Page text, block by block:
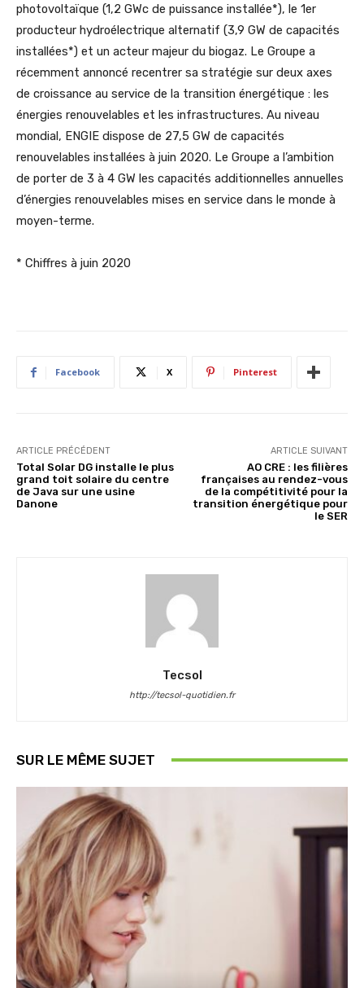
photovoltaïque (1,2 GWc de puissance installée*), le 1er
producteur hydroélectrique alternatif (3,9 GW de capacités
installées*) et un acteur majeur du biogaz. Le Groupe a
récemment annoncé recentrer sa stratégie sur deux axes
de croissance au service de la transition énergétique : les
énergies renouvelables et les infrastructures. Au niveau
mondial, ENGIE dispose de 27,5 GW de capacités
renouvelables installées à juin 2020. Le Groupe a l’ambition
de porter de 3 à 4 GW les capacités additionnelles annuelles
d’énergies renouvelables mises en service dans le monde à
moyen-terme.
* Chiffres à juin 2020
Facebook X Pinterest
ARTICLE PRÉCÉDENT
Total Solar DG installe le plus
grand toit solaire du centre
de Java sur une usine
Danone
ARTICLE SUIVANT
AO CRE : les filières
françaises au rendez-vous
de la compétitivité pour la
transition énergétique pour
le SER
Tecsol
http://tecsol-quotidien.fr
SUR LE MÊME SUJET